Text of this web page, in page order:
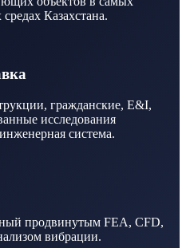
Казахстана.
гражданские, E&I,
исследования
система.
продвинутым FEA, CFD,
вибрации.